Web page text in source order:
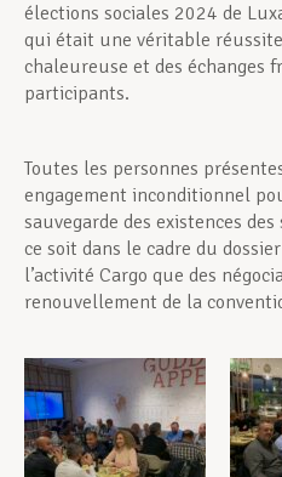
élections sociales 2024 de
qui était une véritable
chaleureuse et des échanges
participants.
Toutes les personnes
engagement inconditionnel
sauvegarde des existences
ce soit dans le cadre du
l’activité Cargo que des
renouvellement de la